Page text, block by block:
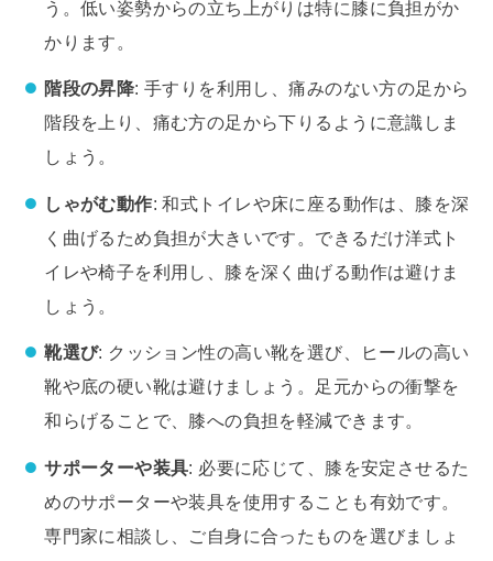
う。低い姿勢からの立ち上がりは特に膝に負担がか
かります。
階段の昇降: 手すりを利用し、痛みのない方の足から
階段を上り、痛む方の足から下りるように意識しま
しょう。
しゃがむ動作: 和式トイレや床に座る動作は、膝を深
く曲げるため負担が大きいです。できるだけ洋式ト
イレや椅子を利用し、膝を深く曲げる動作は避けま
しょう。
靴選び: クッション性の高い靴を選び、ヒールの高い
靴や底の硬い靴は避けましょう。足元からの衝撃を
和らげることで、膝への負担を軽減できます。
サポーターや装具: 必要に応じて、膝を安定させるた
めのサポーターや装具を使用することも有効です。
専門家に相談し、ご自身に合ったものを選びましょ